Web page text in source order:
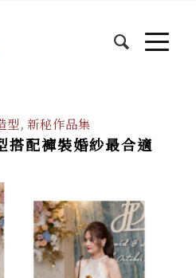
型,新秘作品集
搭配褲裝婚紗最合適